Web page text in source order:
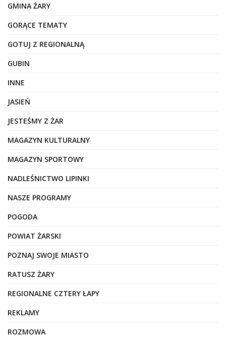
GMINA ŻARY
GORĄCE TEMATY
GOTUJ Z REGIONALNĄ
GUBIN
INNE
JASIEŃ
JESTEŚMY Z ŻAR
MAGAZYN KULTURALNY
MAGAZYN SPORTOWY
NADLEŚNICTWO LIPINKI
NASZE PROGRAMY
POGODA
POWIAT ŻARSKI
POZNAJ SWOJE MIASTO
RATUSZ ŻARY
REGIONALNE CZTERY ŁAPY
REKLAMY
ROZMOWA